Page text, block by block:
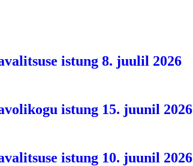
istung 8. juulil 2026
istung 15. juunil 2026
istung 10. juunil 2026